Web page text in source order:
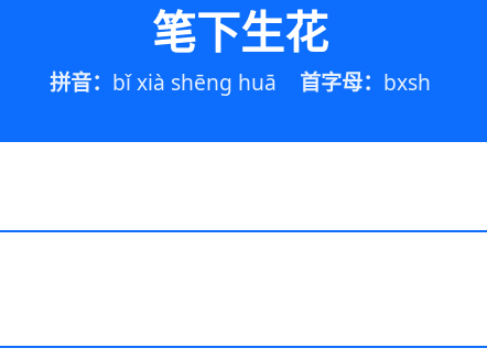
笔下生花
拼音： bǐ xià shēng huā 首字母： bxsh